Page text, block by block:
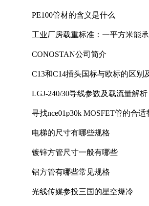
PE100管材的含义是什么
工业厂房载重标准：一平方米能
CONOSTAN公司简介
C13和C14插头国标与欧标的区别
LGJ-240/30导线参数及载流量解析
寻找nce01p30k MOSFET管的合
电梯的尺寸有哪些规格
镀锌方管尺寸一般有哪些
铝方管有哪些常见规格
光线传媒参投三国的星空爆冷